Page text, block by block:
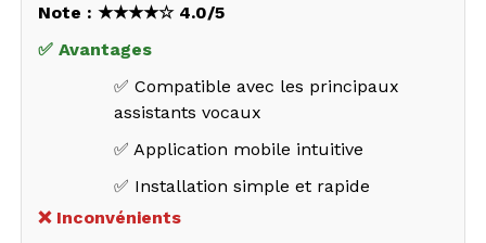
Note : ★★★★☆ 4.0/5
✅ Avantages
✅ Compatible avec les principaux
assistants vocaux
✅ Application mobile intuitive
✅ Installation simple et rapide
❌ Inconvénients